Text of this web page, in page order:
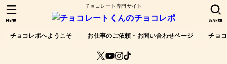
チョコレート専門サイト
チョコレポへようこそ お仕事のご依頼・お問い合わせページ チョ
SEARCH
MENU